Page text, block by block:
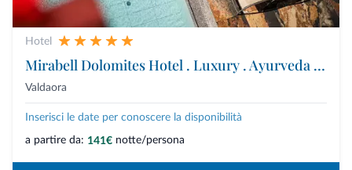
Hotel
Mirabell Dolomites Hotel . Luxury . Ayurveda & Spa
Valdaora
Inserisci le date per conoscere la disponibilità
a partire da: 141€ notte/persona